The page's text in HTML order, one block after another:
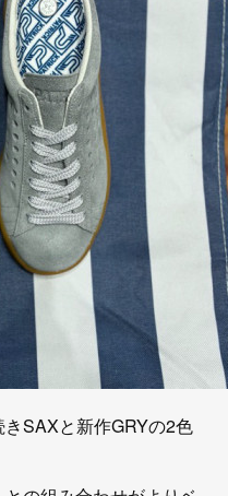
SAXと新作GRYの2色